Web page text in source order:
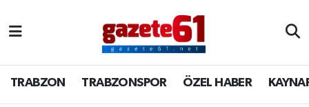
TRABZON TRABZONSPOR ÖZEL HABER
TRABZONSPOR
Trabzon Nöbetçi Eczaneler
Trabzon Hava Durumu